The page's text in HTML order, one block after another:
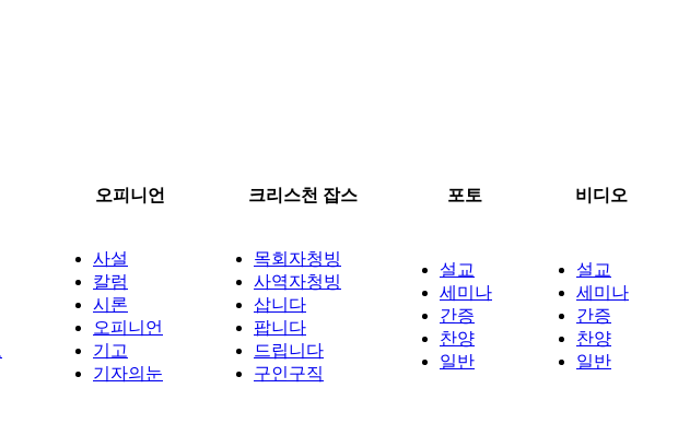
오피니언 크리스천 잡스 포토 비디오
사설
칼럼
시론
오피니언
기고
기자의눈
목회자청빙
사역자청빙
삽니다
팝니다
드립니다
구인구직
설교
세미나
간증
찬양
일반
설교
세미나
간증
찬양
일반